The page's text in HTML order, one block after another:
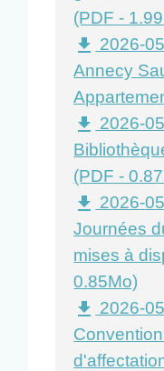
(PDF -
file_download 2026-
Annecy
file_download 2026-
(PDF -
file_download 2026-
Journées
mises à
0.85Mo)
file_download 2026-